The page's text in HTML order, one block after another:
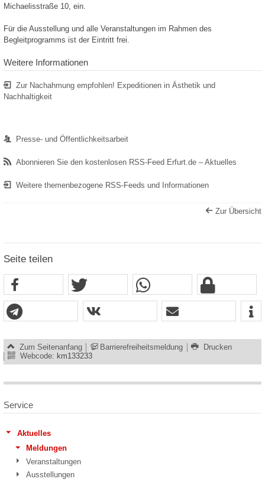
Michaelisstraße 10, ein.
Für die Ausstellung und alle Veranstaltungen im Rahmen des
Begleitprogramms ist der Eintritt frei.
Weitere Informationen
Zur Nachahmung empfohlen! Expeditionen in Ästhetik und
Nachhaltigkeit
Presse- und Öffentlichkeitsarbeit
Abonnieren Sie den kostenlosen RSS-Feed Erfurt.de – Aktuelles
Weitere themenbezogene RSS-Feeds und Informationen
Zur Übersicht
Seite teilen
Zum Seitenanfang Barrierefreiheitsmeldung
Drucken
Webcode: km133233
Service
Aktuelles
Meldungen
Veranstaltungen
Ausstellungen